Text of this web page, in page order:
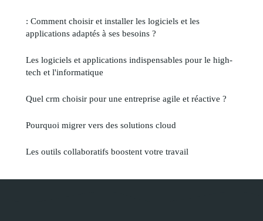
: Comment choisir et installer les logiciels et les
applications adaptés à ses besoins ?
Les logiciels et applications indispensables pour le high-
tech et l'informatique
Quel crm choisir pour une entreprise agile et réactive ?
Pourquoi migrer vers des solutions cloud
Les outils collaboratifs boostent votre travail